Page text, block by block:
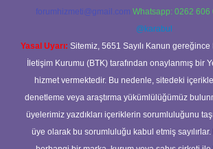
forumhizmeti@gmail.com Whatsapp: 0262 606
@karabul
Yasal Uyarı: Sitemiz, 5651 Sayılı Kanun
İletişim Kurumu (BTK) tarafından onaylanmış bir
hizmet vermektedir. Bu nedenle, sitedeki
denetleme veya araştırma yükümlülüğümüz
üyelerimiz yazdıkları içeriklerin sorumluluğunu
üye olarak bu sorumluluğu kabul etmiş